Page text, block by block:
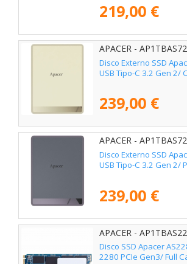
219,00 €
APACER -
Disco Externo SSD
USB Tipo-C 3.2 Gen 2/
239,00 €
APACER -
Disco Externo SSD
USB Tipo-C 3.2 Gen 2/
239,00 €
APACER -
Disco SSD Apacer
2280 PCIe Gen3/ Full